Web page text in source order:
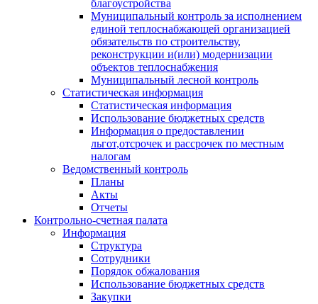
благоустройства
Муниципальный контроль за исполнением
единой теплоснабжающей организацией
обязательств по строительству,
реконструкции и(или) модернизации
объектов теплоснабжения
Муниципальный лесной контроль
Статистическая информация
Статистическая информация
Использование бюджетных средств
Информация о предоставлении
льгот,отсрочек и рассрочек по местным
налогам
Ведомственный контроль
Планы
Акты
Отчеты
Контрольно-счетная палата
Информация
Структура
Сотрудники
Порядок обжалования
Использование бюджетных средств
Закупки